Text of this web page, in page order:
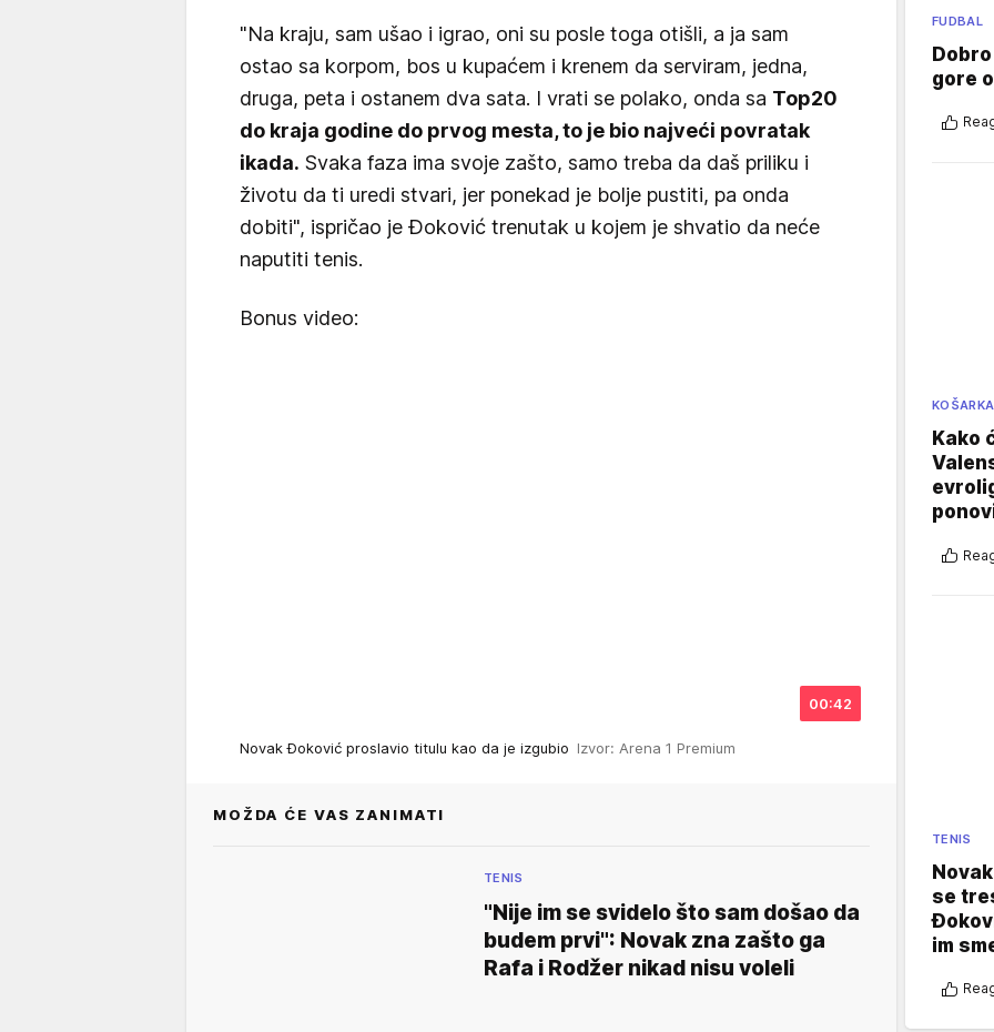
"Na kraju, sam ušao i igrao, oni su posle toga otišli, a ja sam
ostao sa korpom, bos u kupaćem i krenem da serviram, jedna,
druga, peta i ostanem dva sata. I vrati se polako, onda sa Top20
do kraja godine do prvog mesta, to je bio najveći povratak
ikada. Svaka faza ima svoje zašto, samo treba da daš priliku i
životu da ti uredi stvari, jer ponekad je bolje pustiti, pa onda
dobiti", ispričao je Đoković trenutak u kojem je shvatio da neće
naputiti tenis.
Bonus video:
00:42
Novak Đoković proslavio titulu kao da je izgubio Izvor: Arena 1 Premium
MOŽDA ĆE VAS ZANIMATI
TENIS
"Nije im se svidelo što sam došao da
budem prvi": Novak zna zašto ga
Rafa i Rodžer nikad nisu voleli
FUDBAL
gore
KOŠARKA
Kako
TENIS
se
im